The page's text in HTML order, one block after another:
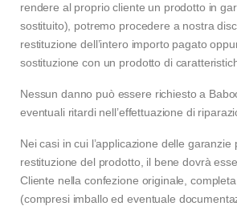
rendere al proprio cliente un prodotto in
sostituito), potremo procedere a nostra
restituzione dell’intero importo pagato
sostituzione con un prodotto di
Nessun danno può essere richiesto a
eventuali ritardi nell’effettuazione di
Nei casi in cui l’applicazione delle garanzie
restituzione del prodotto, il bene dovrà
Cliente nella confezione originale,
(compresi imballo ed eventuale